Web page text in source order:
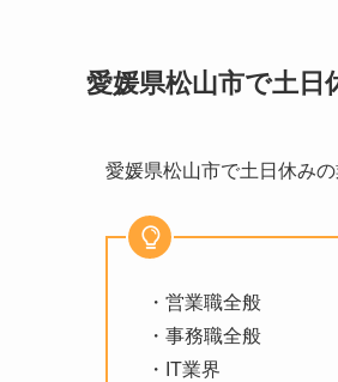
愛媛県松山市で土日
愛媛県松山市で土日休み
・営業職全般
・事務職全般
・IT業界